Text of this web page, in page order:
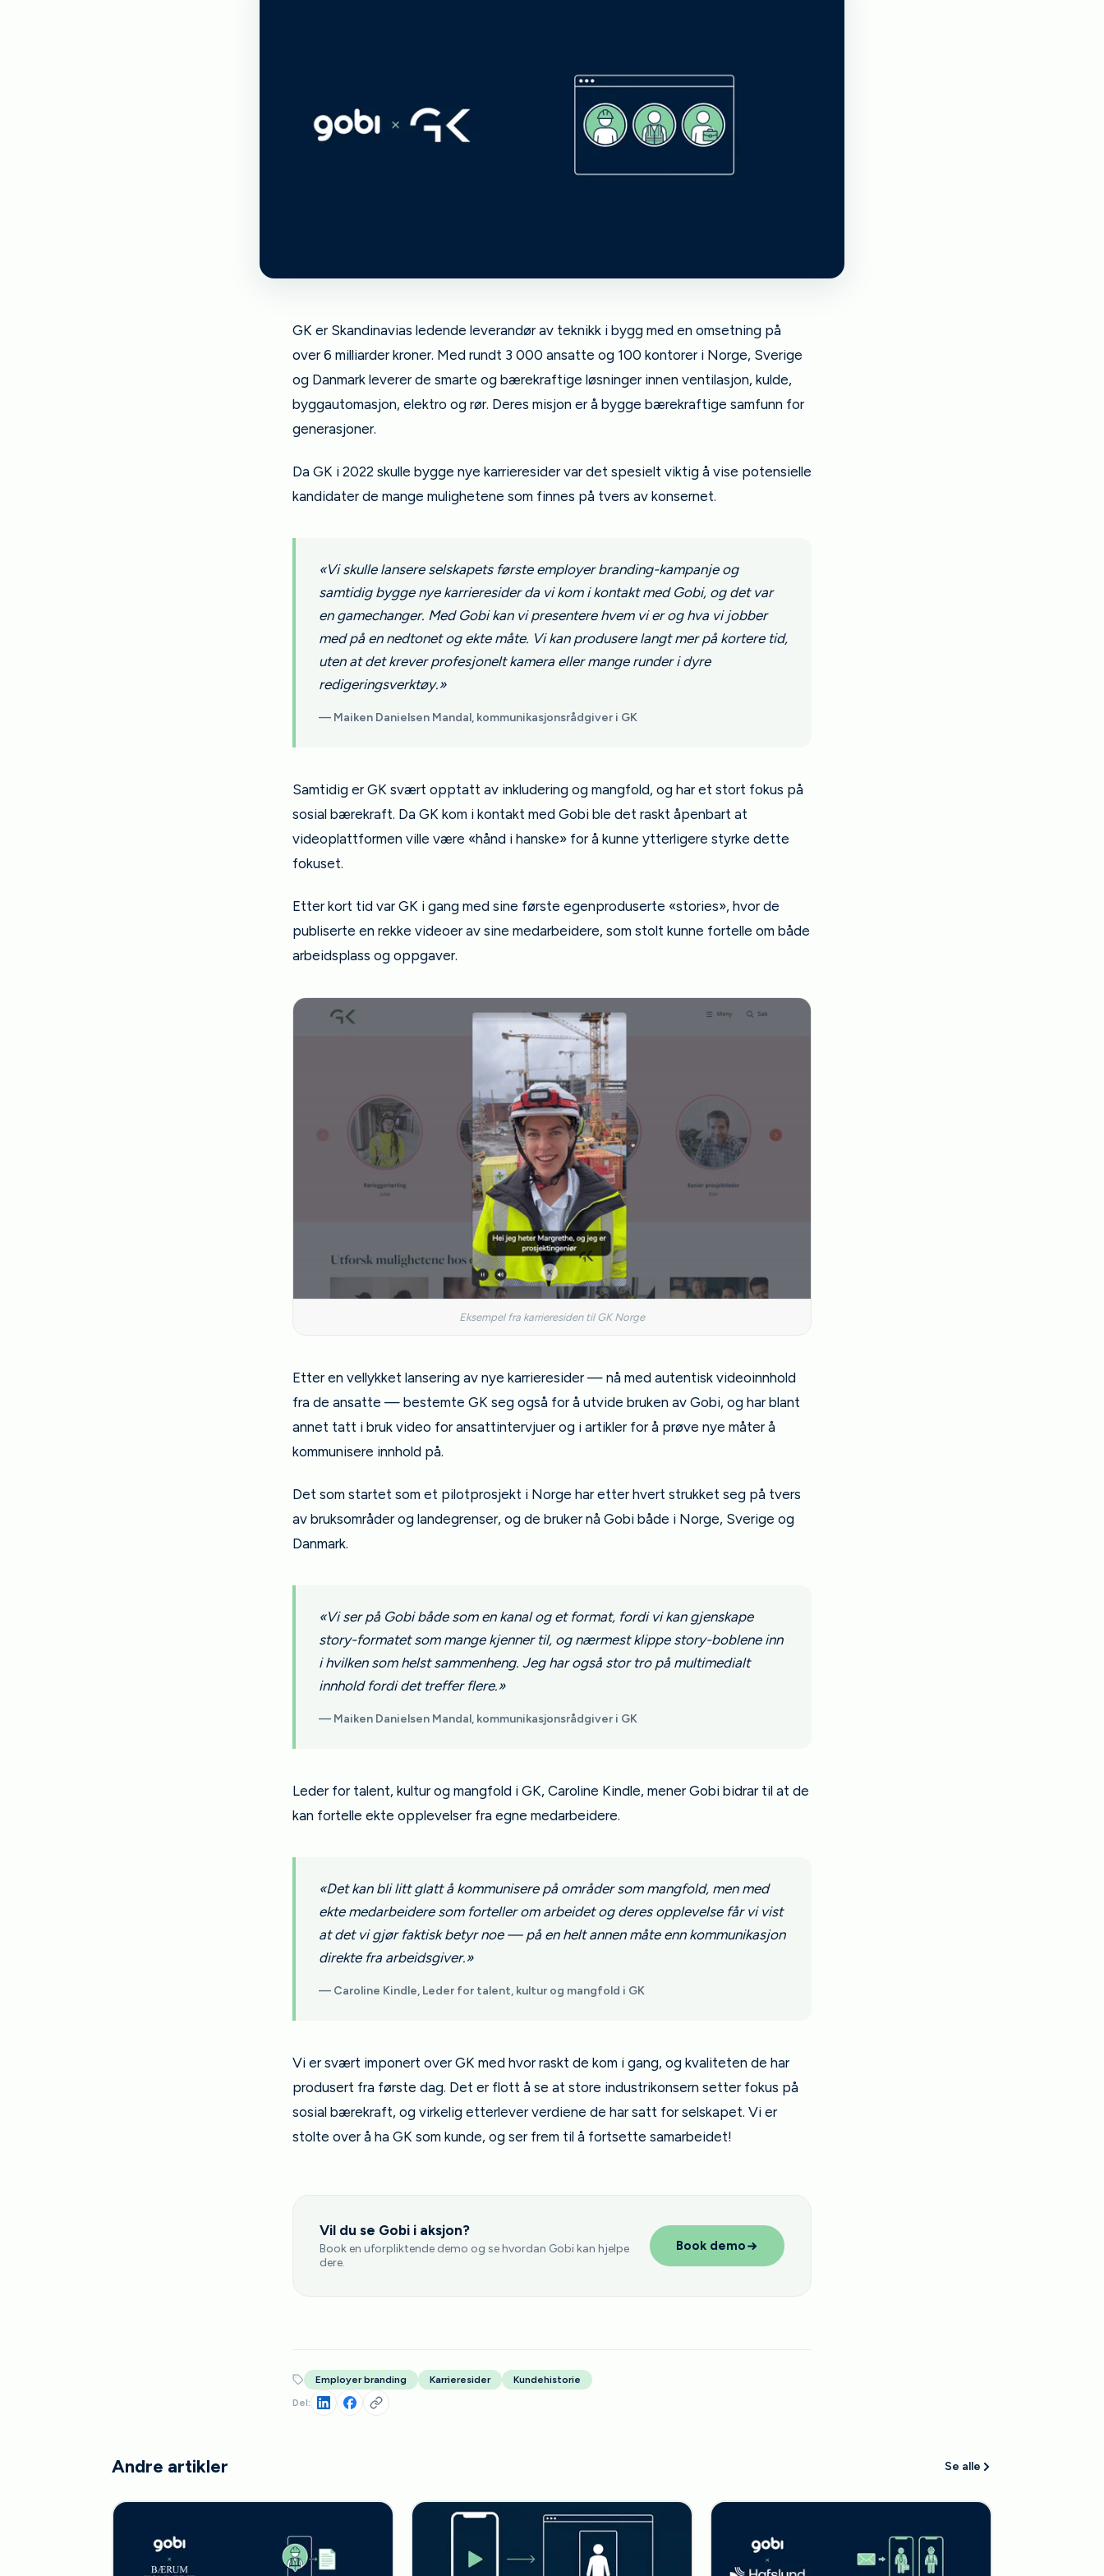
GK er Skandinavias ledende leverandør av teknikk i bygg med en omsetning på
over 6 milliarder kroner. Med rundt 3 000 ansatte og 100 kontorer i Norge, Sverige
og Danmark leverer de smarte og bærekraftige løsninger innen ventilasjon, kulde,
byggautomasjon, elektro og rør. Deres misjon er å bygge bærekraftige samfunn for
generasjoner.
Da GK i 2022 skulle bygge nye karrieresider var det spesielt viktig å vise potensielle
kandidater de mange mulighetene som finnes på tvers av konsernet.
«Vi skulle lansere selskapets første employer branding-kampanje og
samtidig bygge nye karrieresider da vi kom i kontakt med Gobi, og det var
en gamechanger. Med Gobi kan vi presentere hvem vi er og hva vi jobber
med på en nedtonet og ekte måte. Vi kan produsere langt mer på kortere tid,
uten at det krever profesjonelt kamera eller mange runder i dyre
redigeringsverktøy.»
— Maiken Danielsen Mandal, kommunikasjonsrådgiver i GK
Samtidig er GK svært opptatt av inkludering og mangfold, og har et stort fokus på
sosial bærekraft. Da GK kom i kontakt med Gobi ble det raskt åpenbart at
videoplattformen ville være «hånd i hanske» for å kunne ytterligere styrke dette
fokuset.
Etter kort tid var GK i gang med sine første egenproduserte «stories», hvor de
publiserte en rekke videoer av sine medarbeidere, som stolt kunne fortelle om både
arbeidsplass og oppgaver.
Eksempel fra karrieresiden til GK Norge
Etter en vellykket lansering av nye karrieresider — nå med autentisk videoinnhold
fra de ansatte — bestemte GK seg også for å utvide bruken av Gobi, og har blant
annet tatt i bruk video for ansattintervjuer og i artikler for å prøve nye måter å
kommunisere innhold på.
Det som startet som et pilotprosjekt i Norge har etter hvert strukket seg på tvers
av bruksområder og landegrenser, og de bruker nå Gobi både i Norge, Sverige og
Danmark.
«Vi ser på Gobi både som en kanal og et format, fordi vi kan gjenskape
story-formatet som mange kjenner til, og nærmest klippe story-boblene inn
i hvilken som helst sammenheng. Jeg har også stor tro på multimedialt
innhold fordi det treffer flere.»
— Maiken Danielsen Mandal, kommunikasjonsrådgiver i GK
Leder for talent, kultur og mangfold i GK, Caroline Kindle, mener Gobi bidrar til at de
kan fortelle ekte opplevelser fra egne medarbeidere.
«Det kan bli litt glatt å kommunisere på områder som mangfold, men med
ekte medarbeidere som forteller om arbeidet og deres opplevelse får vi vist
at det vi gjør faktisk betyr noe — på en helt annen måte enn kommunikasjon
direkte fra arbeidsgiver.»
— Caroline Kindle, Leder for talent, kultur og mangfold i GK
Vi er svært imponert over GK med hvor raskt de kom i gang, og kvaliteten de har
produsert fra første dag. Det er flott å se at store industrikonsern setter fokus på
sosial bærekraft, og virkelig etterlever verdiene de har satt for selskapet. Vi er
stolte over å ha GK som kunde, og ser frem til å fortsette samarbeidet!
Vil du se Gobi i aksjon?
Book en uforpliktende demo og se hvordan Gobi kan hjelpe
dere.
Book demo
Employer branding Karrieresider
Kundehistorie
Del:
Andre artikler Se alle